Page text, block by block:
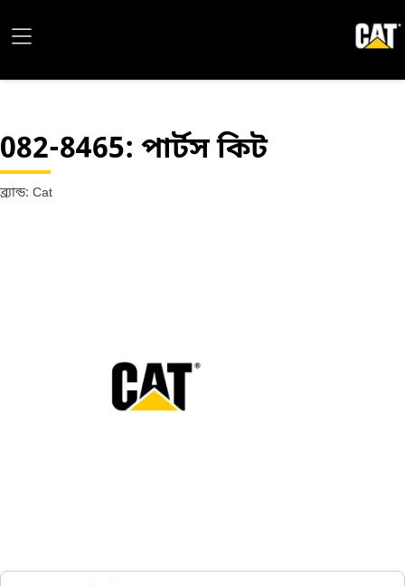
082-8465: পার্টস কিট
ব্র্যান্ড: Cat